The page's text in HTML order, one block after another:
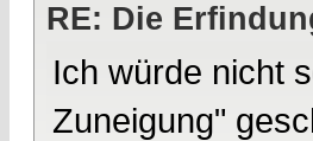
RE: Die
Ich würde nicht
Zuneigung"